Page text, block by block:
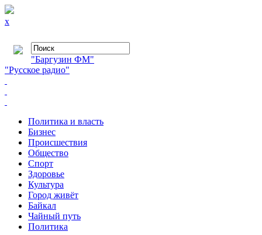
x
"Баргузин ФМ"
"Русское радио"
Политика и власть
Бизнес
Происшествия
Общество
Cпорт
Здоровье
Культура
Город живёт
Байкал
Чайный путь
Политика